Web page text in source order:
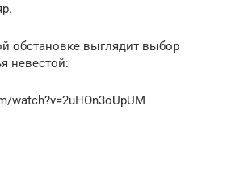
обстановке выглядит выбор
невестой:
watch?v=2uHOn3oUpUM